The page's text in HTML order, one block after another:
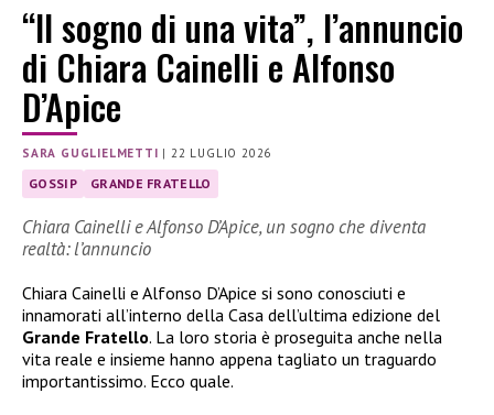
“Il sogno di una vita”, l’annuncio
di Chiara Cainelli e Alfonso
D’Apice
SARA GUGLIELMETTI | 22 LUGLIO 2026
GOSSIP GRANDE FRATELLO
Chiara Cainelli e Alfonso D’Apice, un sogno che diventa
realtà: l’annuncio
Chiara Cainelli e Alfonso D’Apice si sono conosciuti e
innamorati all’interno della Casa dell’ultima edizione del
Grande Fratello. La loro storia è proseguita anche nella
vita reale e insieme hanno appena tagliato un traguardo
importantissimo. Ecco quale.